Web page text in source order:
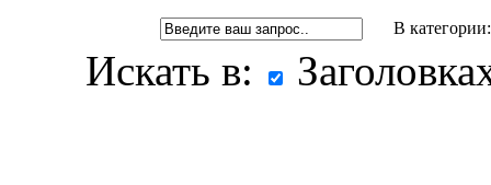
В
Искать в: